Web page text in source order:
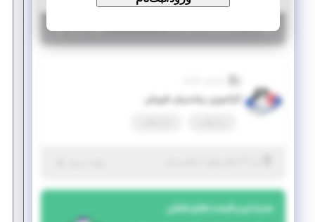
یزد |۲ سال پیش | منقضی شده جزئیات بیشتر
کارآموزی پشتیبان فروش
جدیدترین فرصت‌های شغلی